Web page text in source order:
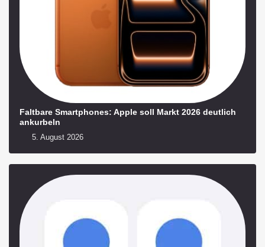
Faltbare Smartphones: Apple soll Markt 2026 deutlich
ankurbeln
5. August 2026